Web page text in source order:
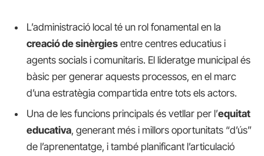
L’administració local té un rol fonamental en la
creació de sinèrgies entre centres educatius i
agents socials i comunitaris. El lideratge municipal és
bàsic per generar aquests processos, en el marc
d’una estratègia compartida entre tots els actors.
Una de les funcions principals és vetllar per l’equitat
educativa, generant més i millors oportunitats “d’ús”
de l’aprenentatge, i també planificant l’articulació